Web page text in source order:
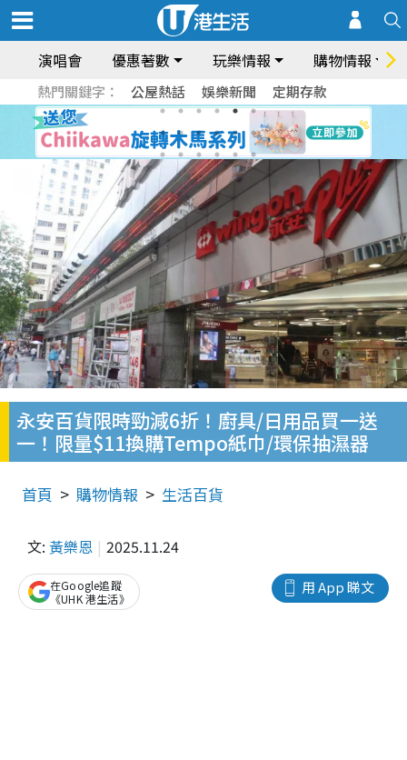
演唱會 優惠著數 玩樂情報 購物情報
熱門關鍵字： 公屋熱話 娛樂新聞 定期存款
永安百貨限時勁減6折！廚具/日用品買一送
一！限量$11換購Tempo紙巾/環保抽濕器
首頁 購物情報 生活百貨
文: 黃樂恩 2025.11.24
用 App 睇文
在Google追蹤
《UHK 港生活》